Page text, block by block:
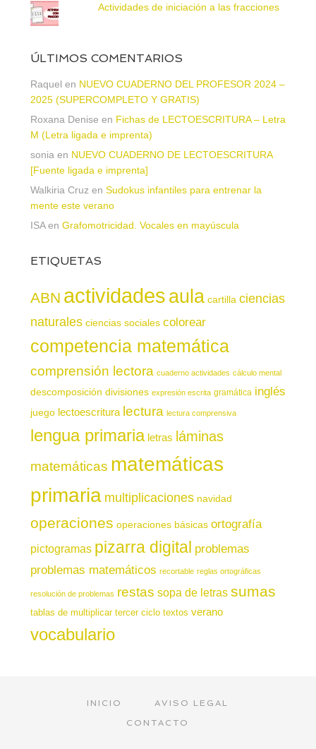
Actividades de iniciación a las fracciones
ÚLTIMOS COMENTARIOS
Raquel en NUEVO CUADERNO DEL PROFESOR 2024 –
2025 (SUPERCOMPLETO Y GRATIS)
Roxana Denise en Fichas de LECTOESCRITURA – Letra
M (Letra ligada e imprenta)
sonia en NUEVO CUADERNO DE LECTOESCRITURA
[Fuente ligada e imprenta]
Walkiria Cruz en Sudokus infantiles para entrenar la
mente este verano
ISAen Grafomotricidad. Vocales en mayúscula
ETIQUETAS
ABN actividadesaula cartilla ciencias
naturales ciencias sociales colorear
competencia matemática
comprensión lectora cuaderno actividades cálculo mental
descomposición divisiones expresión escrita gramática inglés
juego lectoescritura lectura lectura comprensiva
lengua primaria letras láminas
matemáticas matemáticas
primaria multiplicaciones navidad
operaciones operaciones básicas ortografía
pictogramas pizarra digital problemas
problemas matemáticos recortable reglas ortográficas
resolución de problemas restas sopa de letras sumas
tablas de multiplicar tercer ciclo textos verano
vocabulario
INICIO
AVISO LEGAL
CONTACTO